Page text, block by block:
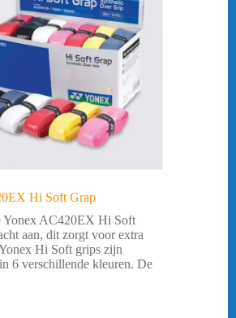
Hi Soft Grap
Yonex AC420EX Hi Soft
aan, dit zorgt voor extra
Hi Soft grips zijn
6 verschillende kleuren. De